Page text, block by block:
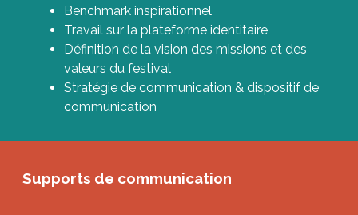
Benchmark inspirationnel
Travail sur la plateforme identitaire
Définition de la vision des missions et des
valeurs du festival
Stratégie de communication & dispositif de
communication
Supports de communication